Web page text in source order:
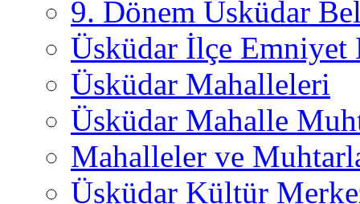
9. Dönem Üsküdar
Üsküdar İlçe
Üsküdar Mahalleleri
Üsküdar Mahalle
Mahalleler ve
Üsküdar Kültür